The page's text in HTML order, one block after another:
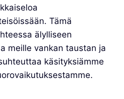
Tämä
älylliseen
meille vankan taustan ja
käsityksiämme